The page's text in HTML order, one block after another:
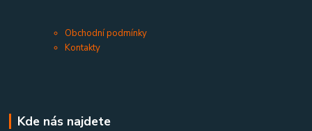
Obchodní podmínky
Kontakty
Kde nás najdete